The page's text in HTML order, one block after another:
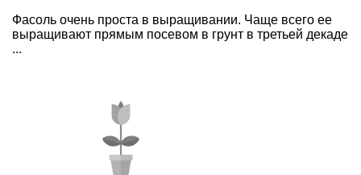
Фасоль очень проста в выращивании. Чаще всего ее
выращивают прямым посевом в грунт в третьей декаде
...